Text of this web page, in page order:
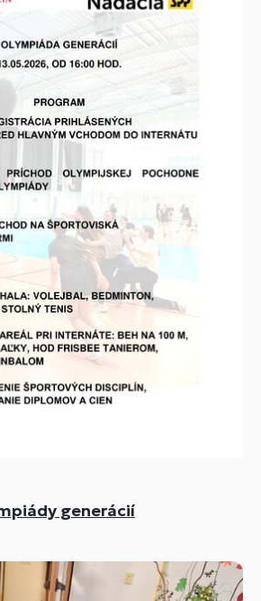
vzťahu k životnému
generácií